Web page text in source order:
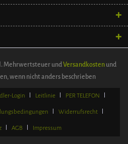
Mehrwertsteuer undVersandkosten und
wenn nicht anders beschrieben
Login Leitlinie PER TELEFON
Widerrufsrecht
AGB Impressum